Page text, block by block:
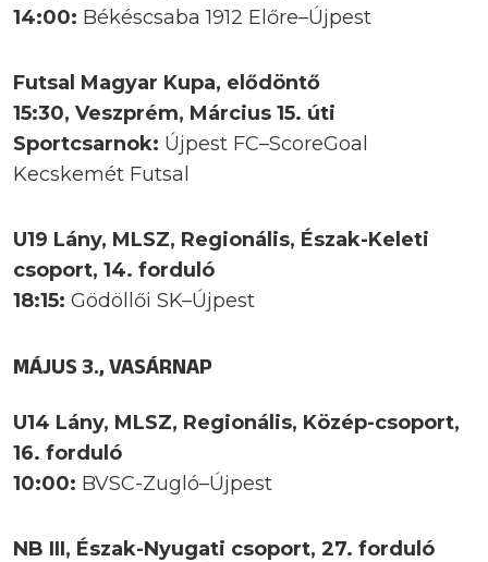
14:00: Békéscsaba 1912 Előre–Újpest
Futsal Magyar Kupa, elődöntő
15:30, Veszprém, Március 15. úti
Sportcsarnok: Újpest FC–ScoreGoal
Kecskemét Futsal
U19 Lány, MLSZ, Regionális, Észak-Keleti
csoport, 14. forduló
18:15: Gödöllői SK–Újpest
MÁJUS 3., VASÁRNAP
U14 Lány, MLSZ, Regionális, Közép-csoport,
16. forduló
10:00: BVSC-Zugló–Újpest
NB III, Észak-Nyugati csoport, 27. forduló